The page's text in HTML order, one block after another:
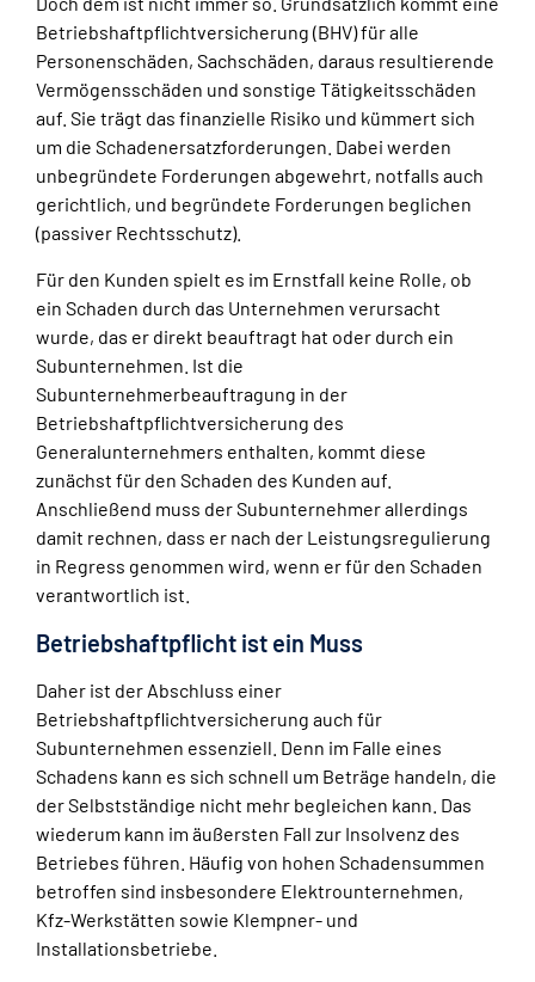
Betriebshaftpflichtversicherung (BHV) für alle
Personenschäden, Sachschäden, daraus resultierende
Vermögensschäden und sonstige Tätigkeitsschäden
auf. Sie trägt das finanzielle Risiko und kümmert sich
um die Schadenersatzforderungen. Dabei werden
unbegründete Forderungen abgewehrt, notfalls auch
gerichtlich, und begründete Forderungen beglichen
(passiver Rechtsschutz).
Für den Kunden spielt es im Ernstfall keine Rolle, ob
ein Schaden durch das Unternehmen verursacht
wurde, das er direkt beauftragt hat oder durch ein
Subunternehmen. Ist die
Subunternehmerbeauftragung in der
Betriebshaftpflichtversicherung des
Generalunternehmers enthalten, kommt diese
zunächst für den Schaden des Kunden auf.
Anschließend muss der Subunternehmer allerdings
damit rechnen, dass er nach der Leistungsregulierung
in Regress genommen wird, wenn er für den Schaden
verantwortlich ist.
Betriebshaftpflicht ist ein Muss
Daher ist der Abschluss einer
Betriebshaftpflichtversicherung auch für
Subunternehmen essenziell. Denn im Falle eines
Schadens kann es sich schnell um Beträge handeln, die
der Selbstständige nicht mehr begleichen kann. Das
wiederum kann im äußersten Fall zur Insolvenz des
Betriebes führen. Häufig von hohen Schadensummen
betroffen sind insbesondere Elektrounternehmen,
Kfz-Werkstätten sowie Klempner- und
Installationsbetriebe.